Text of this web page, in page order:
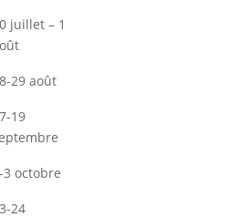
juillet – 1
29 août
19
3 octobre
24